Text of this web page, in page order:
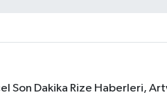
Son Dakika Rize Haberleri,